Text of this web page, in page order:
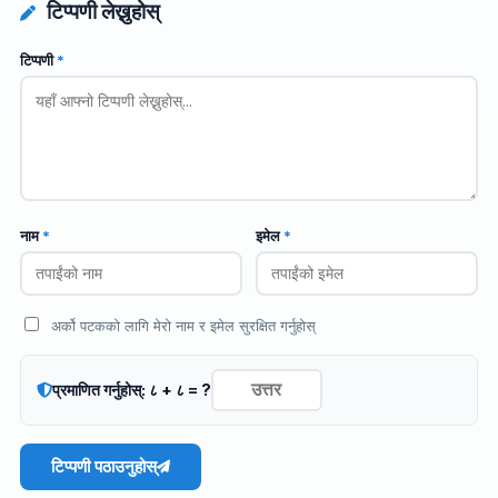
टिप्पणी लेख्नुहोस्
टिप्पणी*
नाम* इमेल*
अर्को पटकको लागि मेरो नाम र इमेल सुरक्षित गर्नुहोस्
प्रमाणित गर्नुहोस्: ८ + ८ = ?
टिप्पणी पठाउनुहोस्